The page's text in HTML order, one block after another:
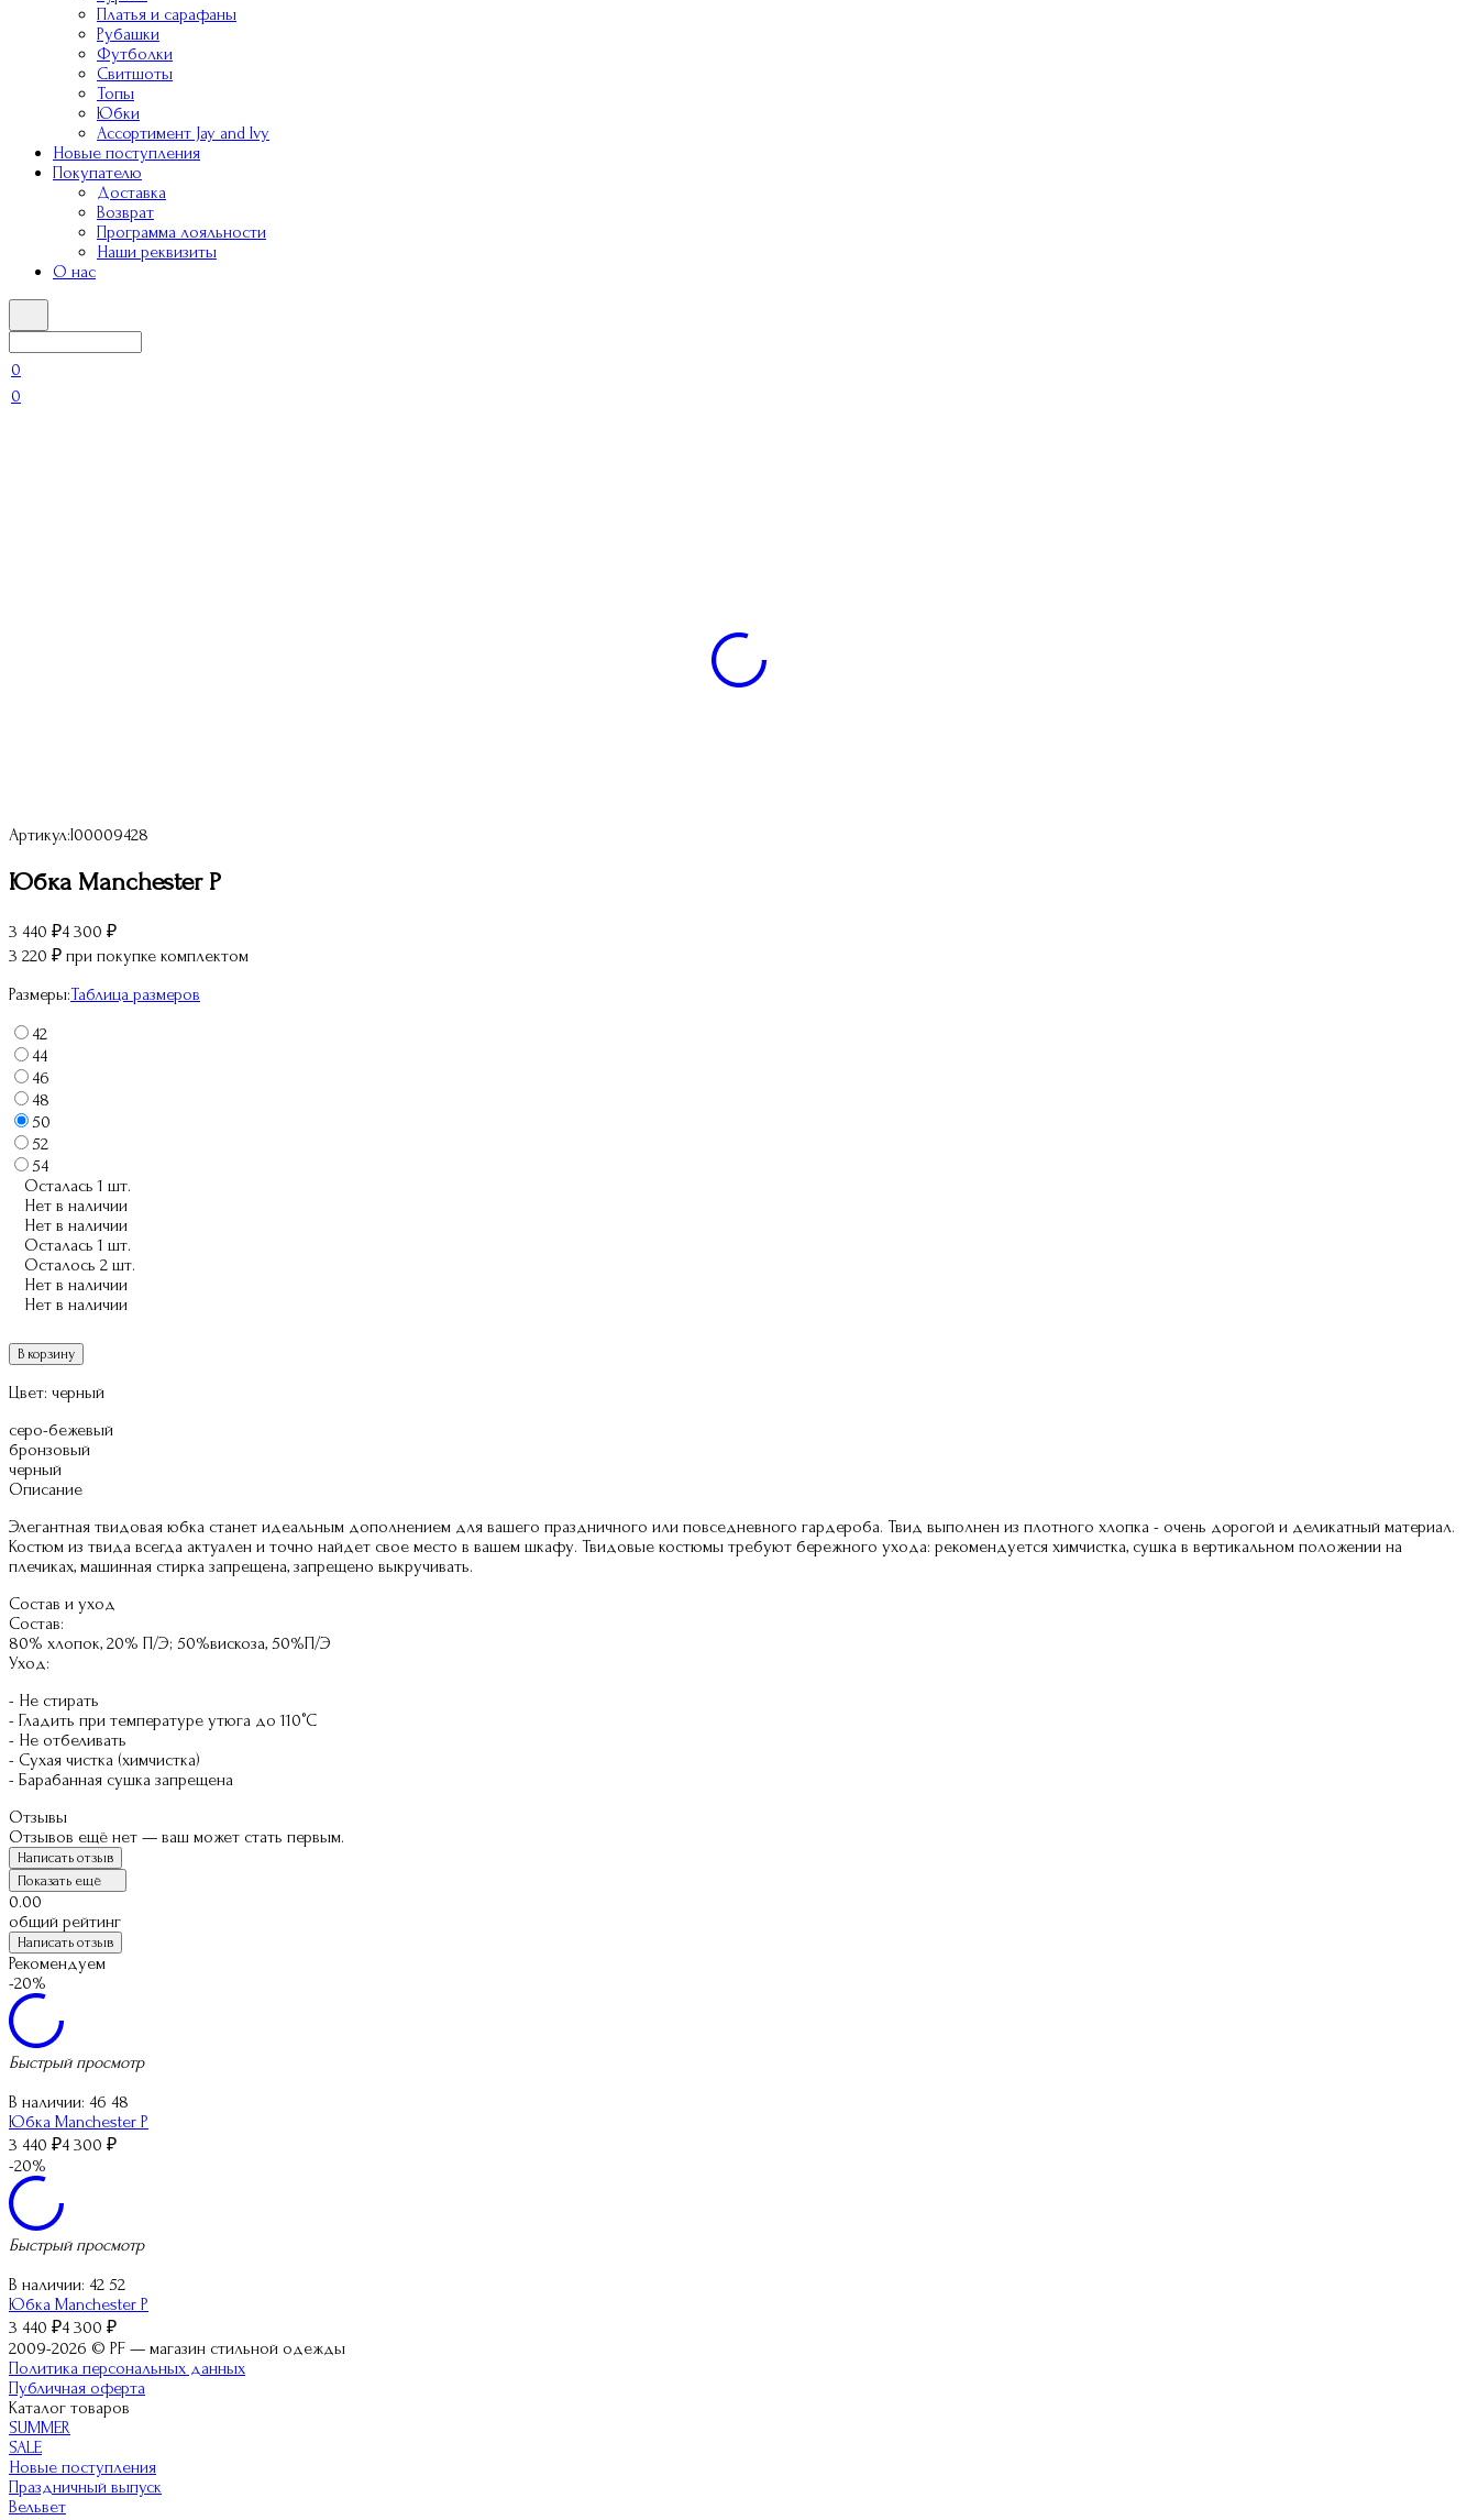
Платья и сарафаны
Рубашки
Футболки
Свитшоты
Топы
Юбки
Ассортимент Jay and Ivy
Новые поступления
Покупателю
Доставка
Возврат
Программа лояльности
Наши реквизиты
О нас
0
0
Артикул:I00009428
Юбка Manchester P
3 440 ₽4 300 ₽
3 220 ₽ при покупке комплектом
Размеры:Таблица размеров
42
44
46
48
50
52
54
Осталась 1 шт.
Нет в наличии
Нет в наличии
Осталась 1 шт.
Осталось 2 шт.
Нет в наличии
Нет в наличии
В корзину
Цвет: черный
серо-бежевый
бронзовый
черный
Описание
Элегантная твидовая юбка станет идеальным дополнением для вашего праздничного или повседневного гардероба. Твид выполнен из плотного хлопка - очень дорогой и деликатный материал.
Костюм из твида всегда актуален и точно найдет свое место в вашем шкафу. Твидовые костюмы требуют бережного ухода: рекомендуется химчистка, сушка в вертикальном положении на
плечиках, машинная стирка запрещена, запрещено выкручивать.
Состав и уход
Состав:
80% хлопок, 20% П/Э; 50%вискоза, 50%П/Э
Уход:
- Не стирать
- Гладить при температуре утюга до 110°C
- Не отбеливать
- Сухая чистка (химчистка)
- Барабанная сушка запрещена
Отзывы
Отзывов ещё нет — ваш может стать первым.
Написать отзыв
Показать ещё
0.00
общий рейтинг
Написать отзыв
Рекомендуем
-20%
Быстрый просмотр
В наличии: 46 48
Юбка Manchester P
3 440 ₽4 300 ₽
-20%
Быстрый просмотр
В наличии: 42 52
Юбка Manchester P
3 440 ₽4 300 ₽
2009-2026 © PF — магазин стильной одежды
Политика персональных данных
Публичная оферта
Каталог товаров
SUMMER
SALE
Новые поступления
Праздничный выпуск
Вельвет